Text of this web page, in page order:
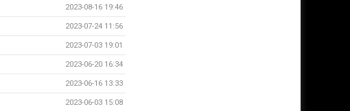
2023-08-16 19:46
2023-07-24 11:56
2023-07-03 19:01
2023-06-20 16:34
2023-06-16 13:33
2023-06-03 15:08